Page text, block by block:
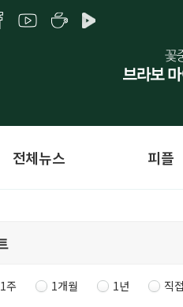
전체뉴스 피플
1주 1개월 1년 직